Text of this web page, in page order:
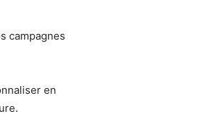
campagnes
en